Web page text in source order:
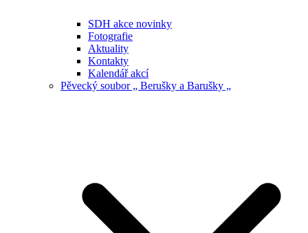
SDH akce novinky
Fotografie
Aktuality
Kontakty
Kalendář akcí
Pěvecký soubor „ Berušky a Barušky „